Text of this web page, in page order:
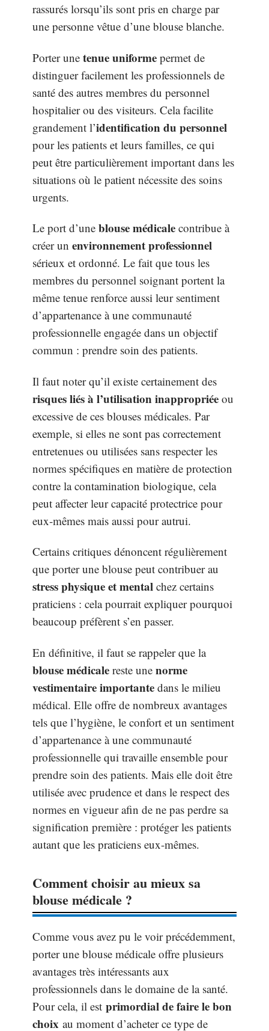
rassurés lorsqu’ils sont pris en charge par
une personne vêtue d’une blouse blanche.
Porter une tenue uniforme permet de
distinguer facilement les professionnels de
santé des autres membres du personnel
hospitalier ou des visiteurs. Cela facilite
grandement l’identification du personnel
pour les patients et leurs familles, ce qui
peut être particulièrement important dans les
situations où le patient nécessite des soins
urgents.
Le port d’une blouse médicale contribue à
créer un environnement professionnel
sérieux et ordonné. Le fait que tous les
membres du personnel soignant portent la
même tenue renforce aussi leur sentiment
d’appartenance à une communauté
professionnelle engagée dans un objectif
commun : prendre soin des patients.
Il faut noter qu’il existe certainement des
risques liés à l’utilisation inappropriée ou
excessive de ces blouses médicales. Par
exemple, si elles ne sont pas correctement
entretenues ou utilisées sans respecter les
normes spécifiques en matière de protection
contre la contamination biologique, cela
peut affecter leur capacité protectrice pour
eux-mêmes mais aussi pour autrui.
Certains critiques dénoncent régulièrement
que porter une blouse peut contribuer au
stress physique et mental chez certains
praticiens : cela pourrait expliquer pourquoi
beaucoup préfèrent s’en passer.
En définitive, il faut se rappeler que la
blouse médicale reste une norme
vestimentaire importante dans le milieu
médical. Elle offre de nombreux avantages
tels que l’hygiène, le confort et un sentiment
d’appartenance à une communauté
professionnelle qui travaille ensemble pour
prendre soin des patients. Mais elle doit être
utilisée avec prudence et dans le respect des
normes en vigueur afin de ne pas perdre sa
signification première : protéger les patients
autant que les praticiens eux-mêmes.
Comment choisir au mieux sa
blouse médicale ?
Comme vous avez pu le voir précédemment,
porter une blouse médicale offre plusieurs
avantages très intéressants aux
professionnels dans le domaine de la santé.
Pour cela, il est primordial de faire le bon
choix au moment d’acheter ce type de